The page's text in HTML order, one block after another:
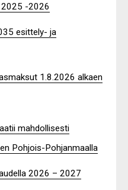
2025 -2026
esittely- ja
1.8.2026 alkaen
mahdollisesti
Pohjois-Pohjanmaalla
2026 – 2027